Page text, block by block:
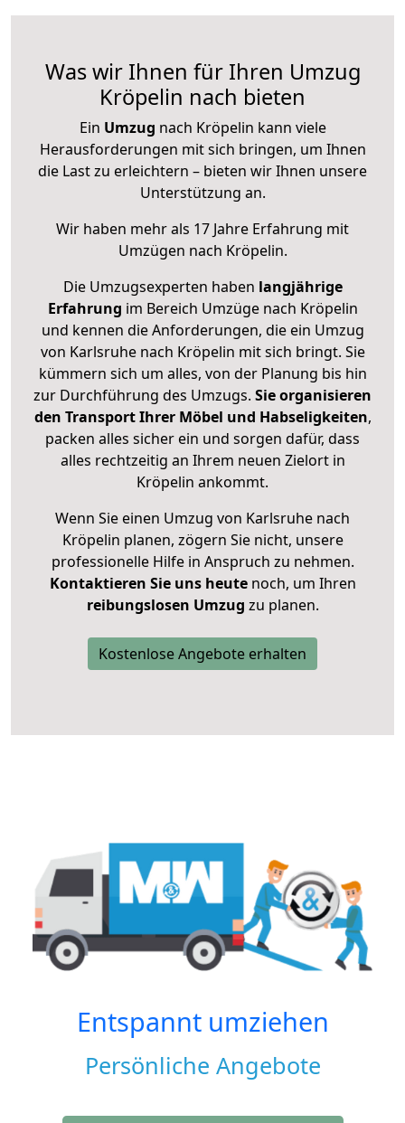
Was wir Ihnen für Ihren Umzug
Kröpelin nach bieten
Ein Umzug nach Kröpelin kann viele
Herausforderungen mit sich bringen, um Ihnen
die Last zu erleichtern – bieten wir Ihnen unsere
Unterstützung an.
Wir haben mehr als 17 Jahre Erfahrung mit
Umzügen nach Kröpelin.
Die Umzugsexperten haben langjährige
Erfahrung im Bereich Umzüge nach Kröpelin
und kennen die Anforderungen, die ein Umzug
von Karlsruhe nach Kröpelin mit sich bringt. Sie
kümmern sich um alles, von der Planung bis hin
zur Durchführung des Umzugs. Sie organisieren
den Transport Ihrer Möbel und Habseligkeiten,
packen alles sicher ein und sorgen dafür, dass
alles rechtzeitig an Ihrem neuen Zielort in
Kröpelin ankommt.
Wenn Sie einen Umzug von Karlsruhe nach
Kröpelin planen, zögern Sie nicht, unsere
professionelle Hilfe in Anspruch zu nehmen.
Kontaktieren Sie uns heutenoch, um Ihren
reibungslosen Umzug zu planen.
Kostenlose Angebote erhalten
Entspannt umziehen
Persönliche Angebote